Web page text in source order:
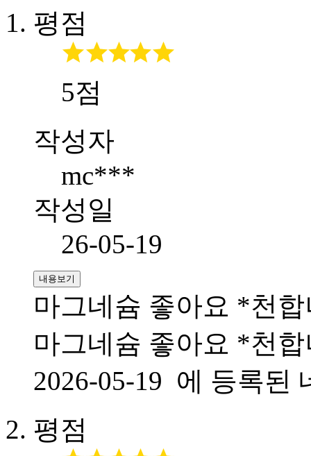
평점
5점
작성자
mc***
작성일
26-05-19
내용보기
마그네슘 좋아요 *천
마그네슘 좋아요 *천
2026-05-19 에 등록된
평점